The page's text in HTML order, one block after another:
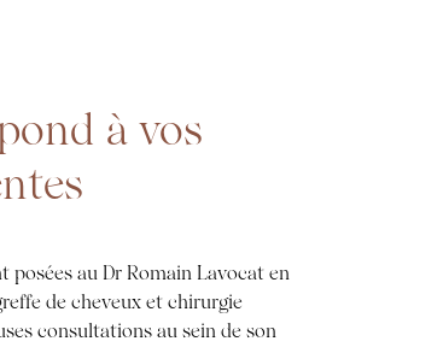
à vos
posées au Dr Romain Lavocat en
de cheveux et chirurgie
consultations au sein de son